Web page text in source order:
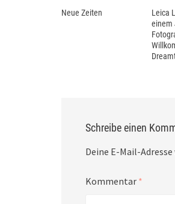
Neue Zeiten
Leica
einem
Schreibe einen
Deine E-Mail-
Kommentar *